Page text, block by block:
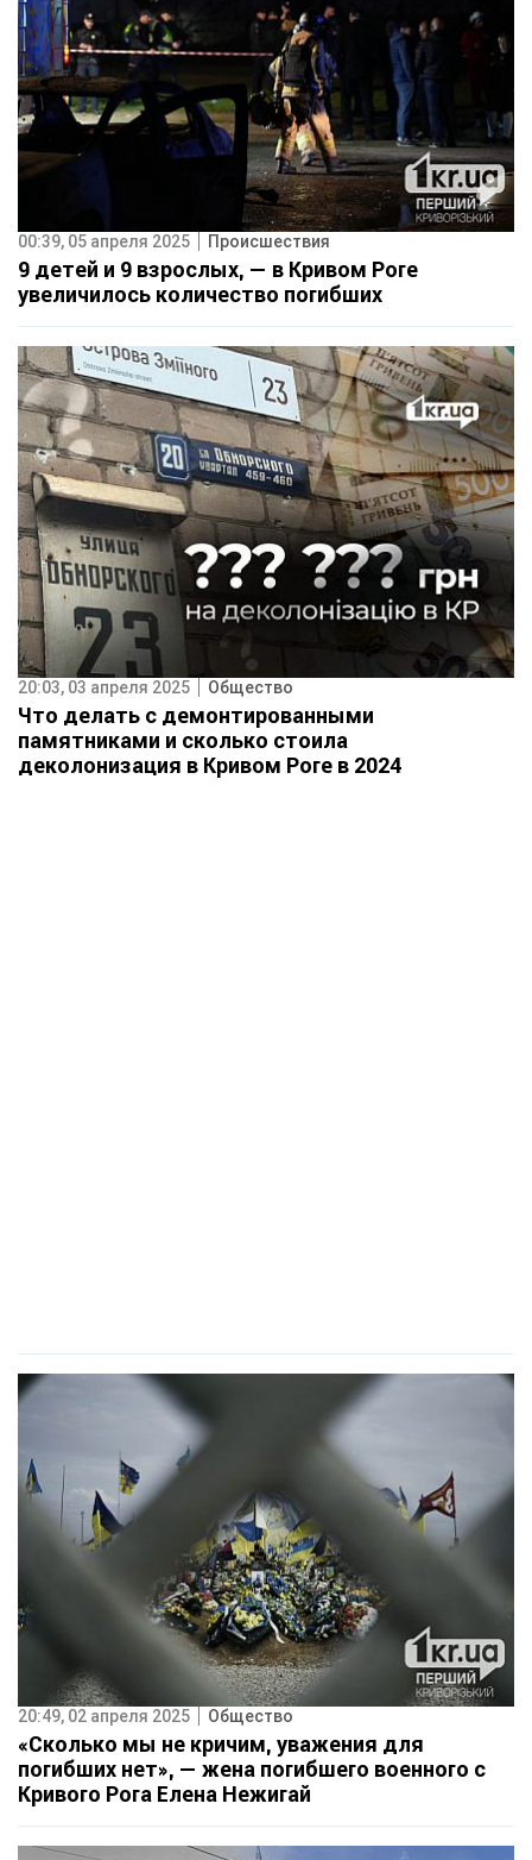
00:39, 05 апреля 2025 Происшествия
9 детей и 9 взрослых, — в Кривом Роге
увеличилось количество погибших
20:03, 03 апреля 2025 Общество
Что делать с демонтированными
памятниками и сколько стоила
деколонизация в Кривом Роге в 2024
20:49, 02 апреля 2025 Общество
«Сколько мы не кричим, уважения для
погибших нет», — жена погибшего военного с
Кривого Рога Елена Нежигай